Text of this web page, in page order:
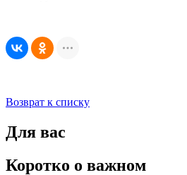
Возврат к списку
Для вас
Коротко о важном